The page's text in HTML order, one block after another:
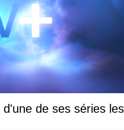
de ses séries les